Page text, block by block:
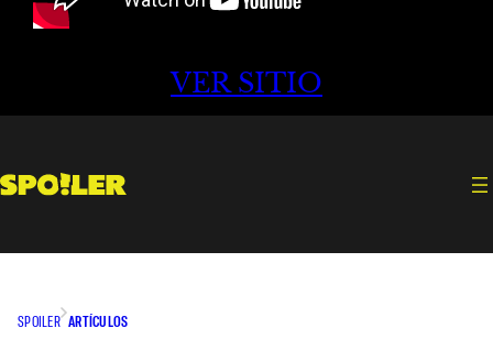
VER SITIO
SPOILER ARTÍCULOS